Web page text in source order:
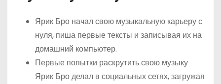
Ярик Бро начал свою музыкальную карьеру с
нуля, пиша первые тексты и записывая их на
домашний компьютер.
Первые попытки раскрутить свою музыку
Ярик Бро делал в социальных сетях, загружая